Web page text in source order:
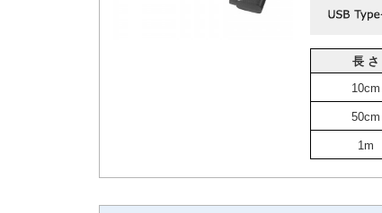
長 さ
10cm
50cm
1m